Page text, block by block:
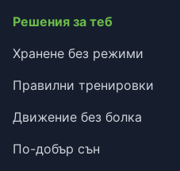
Решения за теб
Хранене без режими
Правилни тренировки
Движение без болка
По-добър сън